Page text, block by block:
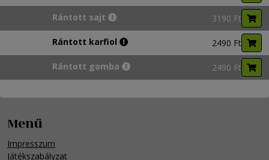
Rántott sajt 3190 Ft
Rántott karfiol 2490 Ft
Rántott gomba 2490 Ft
Menü
Impresszum
Játékszabályzat